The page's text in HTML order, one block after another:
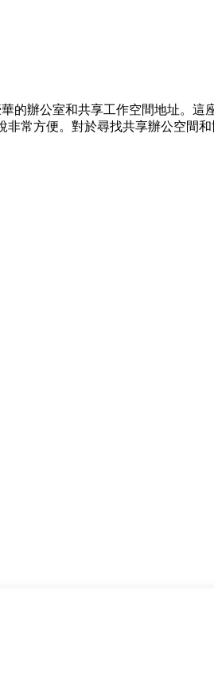
的辦公室和共享工作空間地址。
常方便。對於尋找共享辦公空間